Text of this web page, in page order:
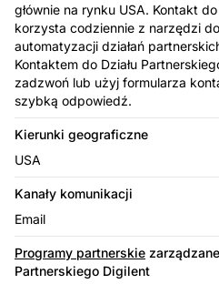
głównie na rynku USA. Kontakt
korzysta codziennie z narzędzi
automatyzacji działań
Kontaktem do Działu
zadzwoń lub użyj formularza
szybką odpowiedź.
Kierunki geograficzne
USA
Kanały komunikacji
Email
Programy partnerskie
Partnerskiego Digilent